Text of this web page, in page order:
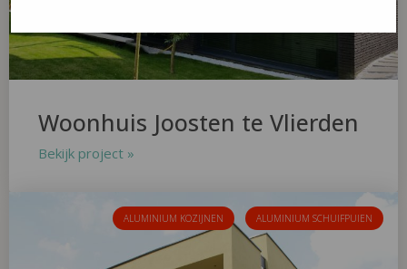
Woonhuis Joosten te Vlierden
Bekijk project »
ALUMINIUM KOZIJNEN ALUMINIUM SCHUIFPUIEN